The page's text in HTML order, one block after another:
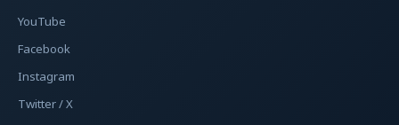
YouTube
Facebook
Instagram
Twitter / X